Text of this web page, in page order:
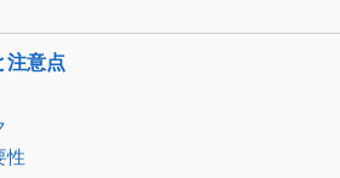
注意点
性